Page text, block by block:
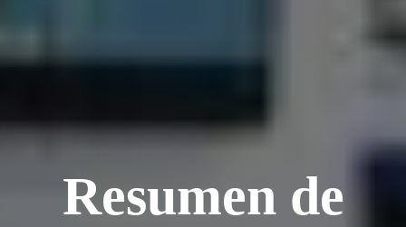
Resumen de